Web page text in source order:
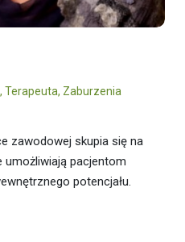
, Terapeuta, Zaburzenia
zawodowej skupia się na
umożliwiają pacjentom
potencjału.